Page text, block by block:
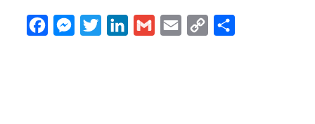
FacebookMessenger
Twitter LinkedInGmail Email
Copy